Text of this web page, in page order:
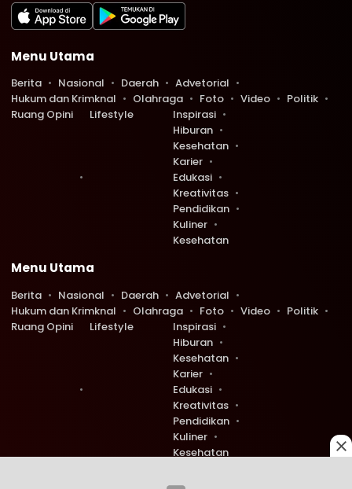
Menu Utama
Berita Nasional Daerah
Advetorial
Hukum dan Krimknal
Olahraga Foto Video
Politik
Ruang Opini
Lifestyle
Inspirasi
Hiburan
Kesehatan
Karier
Edukasi
Kreativitas
Pendidikan
Kuliner
Kesehatan
Menu Utama
Berita Nasional Daerah
Advetorial
Hukum dan Krimknal
Olahraga Foto Video
Politik
Ruang Opini
Lifestyle
Inspirasi
Hiburan
Kesehatan
Karier
Edukasi
Kreativitas
Pendidikan
Kuliner
Kesehatan